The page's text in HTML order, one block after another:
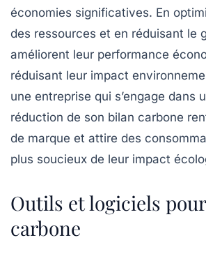
économies significatives. En
des ressources et en réduisant le
améliorent leur performance
réduisant leur impact
une entreprise qui s’engage dans
réduction de son bilan carbone
de marque et attire des
plus soucieux de leur impact
Outils et logiciels
carbone